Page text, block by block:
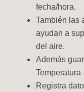
fecha/hora.
También las
ayudan a
del aire.
Además
Temperatura
Registra